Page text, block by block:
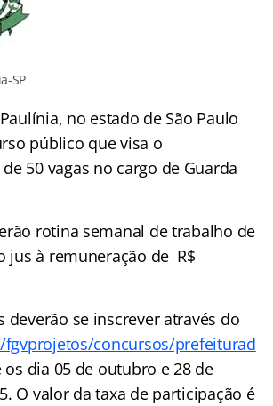
SP
no estado de São Paulo
público que visa o
50 vagas no cargo de Guarda
rotina semanal de trabalho de
jus à remuneração de R$
deverão se inscrever através do
fgvprojetos/concursos/prefeiturad
os dia 05 de outubro e 28 de
O valor da taxa de participação é